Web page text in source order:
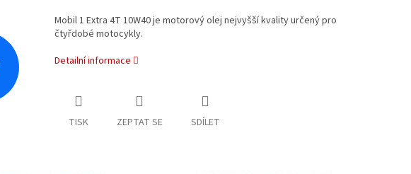
Mobil 1 Extra 4T 10W40 je motorový olej nejvyšší kvality určený pro
čtyřdobé motocykly.
Detailní informace
TISK ZEPTAT SE SDÍLET